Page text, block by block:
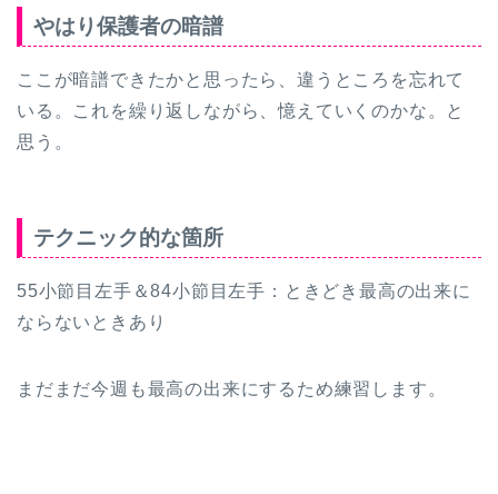
やはり保護者の暗譜
ここが暗譜できたかと思ったら、違うところを忘れて
いる。これを繰り返しながら、憶えていくのかな。と
思う。
テクニック的な箇所
55小節目左手＆84小節目左手：ときどき最高の出来に
ならないときあり
まだまだ今週も最高の出来にするため練習します。